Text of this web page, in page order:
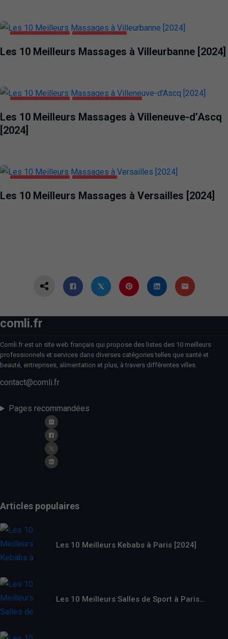
Les 10 Meilleurs Massages à Villeurbanne [2024]
Les 10 Meilleurs Massages à Villeneuve-d’Ascq
[2024]
Les 10 Meilleurs Massages à Versailles [2024]
comli.fr
Comli.fr est un site web français qui propose des listes des 10 meilleurs
professionnels et services dans diverses catégories telles que santé et
beauté, entreprises, alimentation et plus, à travers différentes villes.
contact@comli.fr
Pages recommandées
Articles populaires
Les 10 Meilleurs Kebabs à Paris [2024]
Les 10 Meilleurs Salles de Sport à Paris…